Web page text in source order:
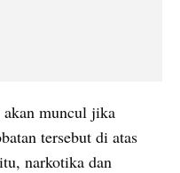
akan muncul jika
tersebut di atas
narkotika dan